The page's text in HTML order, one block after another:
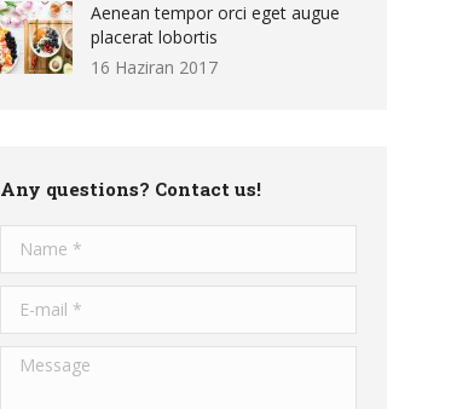
Aenean tempor orci eget augue
placerat lobortis
16 Haziran 2017
Any questions? Contact us!
Message